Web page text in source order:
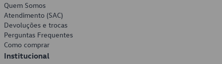
Quem Somos
Atendimento (SAC)
Devoluções e trocas
Perguntas Frequentes
Como comprar
Institucional